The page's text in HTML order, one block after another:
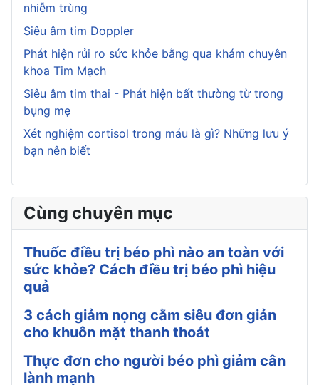
nhiễm trùng
Siêu âm tim Doppler
Phát hiện rủi ro sức khỏe bằng qua khám chuyên
khoa Tim Mạch
Siêu âm tim thai - Phát hiện bất thường từ trong
bụng mẹ
Xét nghiệm cortisol trong máu là gì? Những lưu ý
bạn nên biết
Cùng chuyên mục
Thuốc điều trị béo phì nào an toàn với
sức khỏe? Cách điều trị béo phì hiệu
quả
3 cách giảm nọng cằm siêu đơn giản
cho khuôn mặt thanh thoát
Thực đơn cho người béo phì giảm cân
lành mạnh